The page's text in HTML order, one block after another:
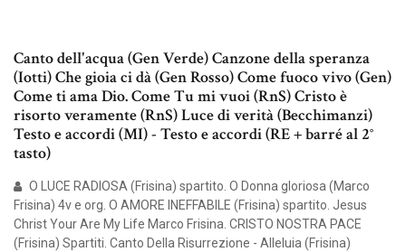
Canto dell'acqua (Gen Verde) Canzone della speranza
(Iotti) Che gioia ci dà (Gen Rosso) Come fuoco vivo (Gen)
Come ti ama Dio. Come Tu mi vuoi (RnS) Cristo è
risorto veramente (RnS) Luce di verità (Becchimanzi)
Testo e accordi (MI) - Testo e accordi (RE + barré al 2°
tasto)
O LUCE RADIOSA (Frisina) spartito. O Donna gloriosa (Marco
Frisina) 4v e org. O AMORE INEFFABILE (Frisina) spartito. Jesus
Christ Your Are My Life Marco Frisina. CRISTO NOSTRA PACE
(Frisina) Spartiti. Canto Della Risurrezione - Alleluia (Frisina)